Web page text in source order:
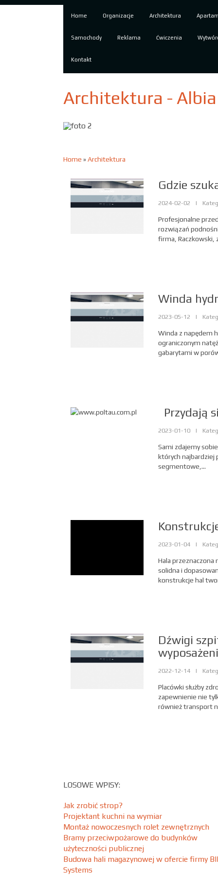
Home Organizacje Architektura
Samochody Reklama Ćwiczenia
Kontakt
Architektura - Albia
Home »Architektura
Gdzie
2024-02-02 |
Profesjonalne
rozwiązań
firma, Raczkowski,
Winda
2023-05-12 |
Winda z napędem
ograniczonym
gabarytami w
Przydają
2023-01-10 |
Sami zdajemy
których najbardziej
segmentowe,...
2023-01-04 |
Hala przeznaczona
solidna i
konstrukcje hal
Dźwigi
2022-12-14 |
Placówki służby
zapewnienie nie
również transport
LOSOWE WPISY:
Jak zrobić strop?
Projektant kuchni na wymiar
Montaż nowoczesnych rolet zewnętrznych
Bramy przeciwpożarowe do budynków
użyteczności publicznej
Budowa hali magazynowej w ofercie firmy
Systems